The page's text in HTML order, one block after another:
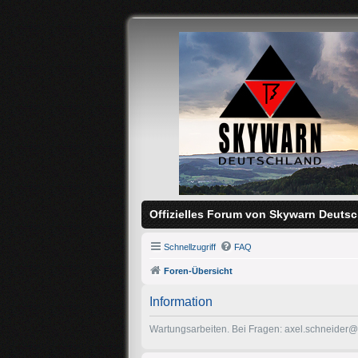
Offizielles Forum von Skywarn
Schnellzugriff FAQ
Foren-Übersicht
Information
Wartungsarbeiten. Bei Fragen: